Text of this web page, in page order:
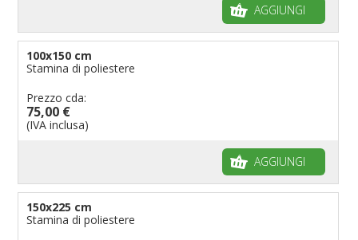
AGGIUNGI
100x150 cm
Stamina di poliestere
Prezzo cda:
75,00 €
(IVA inclusa)
AGGIUNGI
150x225 cm
Stamina di poliestere